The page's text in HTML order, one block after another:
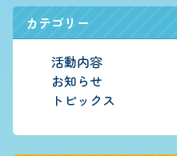
カテゴリー
活動内容
お知らせ
トピックス